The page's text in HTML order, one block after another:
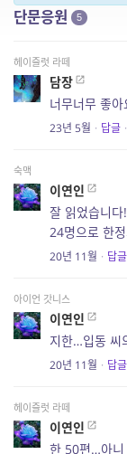
단문응원 5
헤이즐럿 라떼
담장
너무너무 좋
23년 5월 · 답글 ·
숙맥
이연인
잘 읽었습니
24명으로 한
20년 11월 · 답글
아이언 갓니스
이연인
지한…입동 씨
20년 11월 · 답글
헤이즐럿 라떼
이연인
한 50편…아니